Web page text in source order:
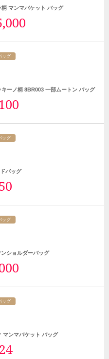
マンマバケット バッグ
ッグ
ーノ柄 8BR003 一部ムートン バッグ
ッグ
バッグ
ッグ
ショルダーバッグ
ッグ
マンマバケット バッグ